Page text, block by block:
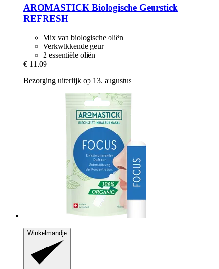
AROMASTICK Biologische Geurstick
REFRESH
Mix van biologische oliën
Verkwikkende geur
2 essentiële oliën
€ 11,09
Bezorging uiterlijk op 13. augustus
Winkelmandje